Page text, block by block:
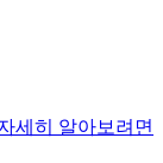
세히 알아보려면